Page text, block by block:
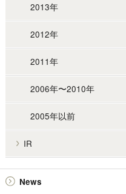
2013年
2012年
2011年
2006年〜2010年
2005年以前
IR
News